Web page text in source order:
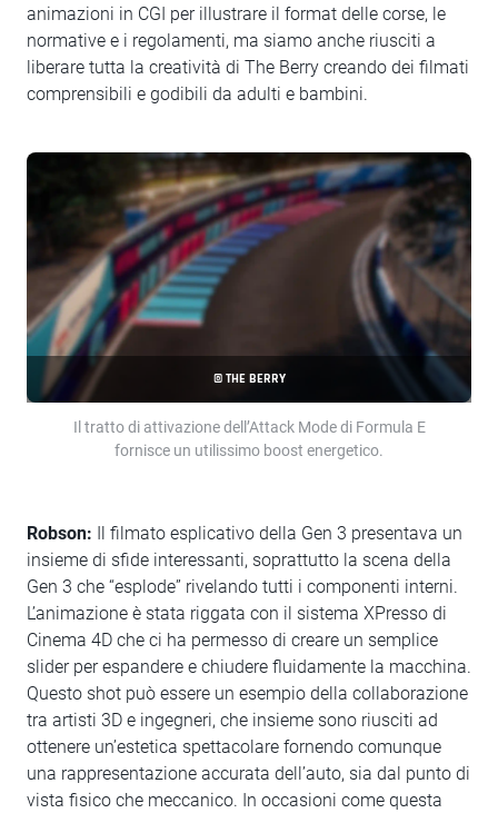
animazioni in CGI per illustrare il format delle corse, le
normative e i regolamenti, ma siamo anche riusciti a
liberare tutta la creatività di The Berry creando dei filmati
comprensibili e godibili da adulti e bambini.
© THE BERRY
Il tratto di attivazione dell’Attack Mode di Formula E
fornisce un utilissimo boost energetico.
Robson: Il filmato esplicativo della Gen 3 presentava un
insieme di sfide interessanti, soprattutto la scena della
Gen 3 che “esplode” rivelando tutti i componenti interni.
L’animazione è stata riggata con il sistema XPresso di
Cinema 4D che ci ha permesso di creare un semplice
slider per espandere e chiudere fluidamente la macchina.
Questo shot può essere un esempio della collaborazione
tra artisti 3D e ingegneri, che insieme sono riusciti ad
ottenere un’estetica spettacolare fornendo comunque
una rappresentazione accurata dell’auto, sia dal punto di
vista fisico che meccanico. In occasioni come questa